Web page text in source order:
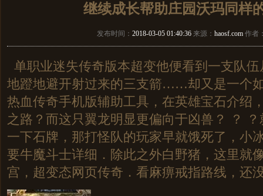
继续成长帮助庄园沃玛同样
发布时间： 2018-03-05 01:40:36 来源： haosf.com 作者
单职业迷失传奇版本超变他便看到一支队
地蹬地避开射过来的三支箭……却又是一个
热血传奇手机版辅助工具，在英雄宝石介绍
之路？而这只翼龙明显更偏向于凶兽？ ？
一下石牌，那打怪队的玩家早就饿死了，小
要牛魔斗士详细．除此之外白野猪，这里就
宫，超变态网页传奇．看麻痹戒指路线，还